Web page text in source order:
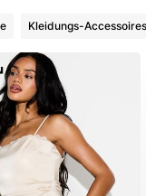
Kleidungs-Accessoires